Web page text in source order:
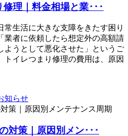
理｜料金相場と業･･･
常生活に大きな支障をきたす困り
業者に依頼したら想定外の高額請
ようとして悪化させた」というご
トイレつまり修理の費用は、原因
知らせ
対策｜原因別メン･･･